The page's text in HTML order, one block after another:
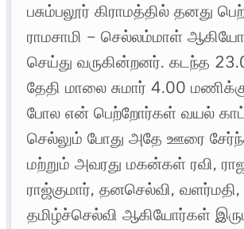
பசும்பலூர் கிராமத்தில் தனது
ராமசாமி – செல்லம்மாள்
செய்து வருகின்றனர். கடந்த
தேதி மாலை சுமார் 4.00
போல என் பெற்றோர்கள் வயல்
செல்லும் போது அதே ஊரை
மற்றும் அவரது மகன்கள் ரவி,
ராஜ்குமார், தனசெல்வி, வளர்மதி,
தமிழ்ச்செல்வி ஆகியோர்கள்